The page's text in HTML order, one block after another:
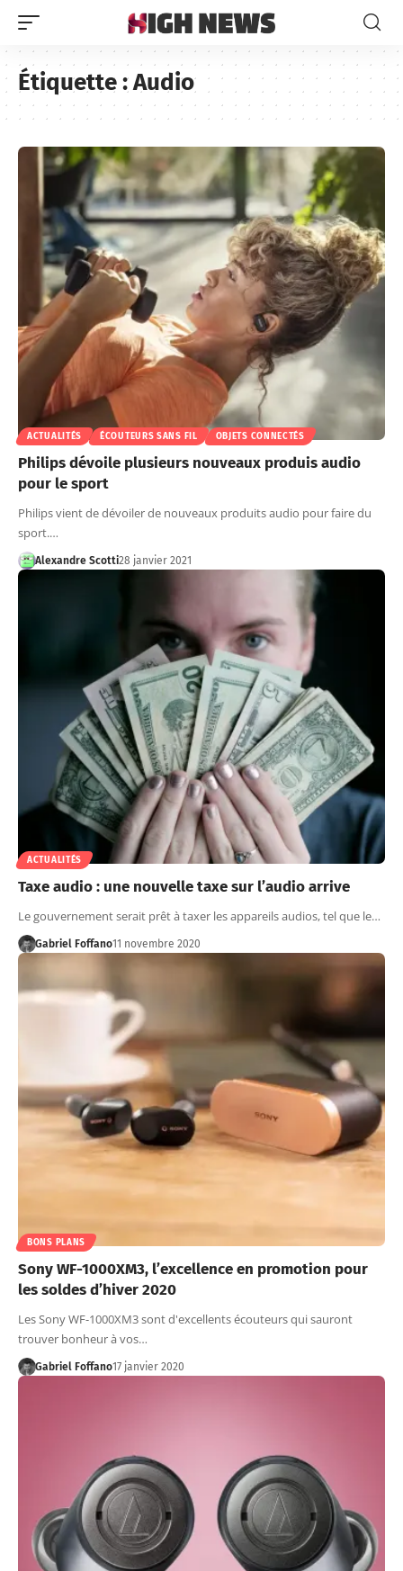
Étiquette :Audio
ACTUALITÉS ÉCOUTEURS SANS FIL OBJETS CONNECTÉS
Philips dévoile plusieurs nouveaux produis audio
pour le sport
Philips vient de dévoiler de nouveaux produits audio pour faire du
sport.…
Alexandre Scotti28 janvier 2021
ACTUALITÉS
Taxe audio : une nouvelle taxe sur l’audio arrive
Le gouvernement serait prêt à taxer les appareils audios, tel que le…
Gabriel Foffano11 novembre 2020
BONS PLANS
Sony WF-1000XM3, l’excellence en promotion pour
les soldes d’hiver 2020
Les Sony WF-1000XM3 sont d'excellents écouteurs qui sauront
trouver bonheur à vos…
Gabriel Foffano17 janvier 2020